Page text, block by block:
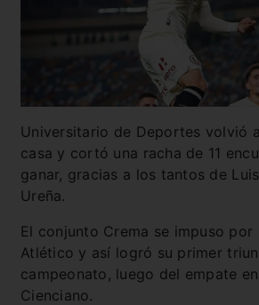
Universitario de Deportes volvió
casa y cortó una racha de 11
ganar, gracias a los tantos de
Ureña.
El conjunto Crema se impuso por
Atlético y así logró su primer
campeonato, luego del empate
Cienciano.